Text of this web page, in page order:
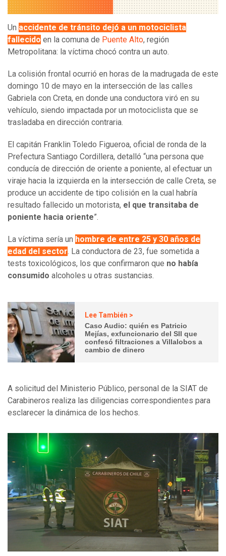
Un accidente de tránsito dejó a un motociclista
fallecido en la comuna de Puente Alto, región
Metropolitana: la víctima chocó contra un auto.
La colisión frontal ocurrió en horas de la madrugada de este
domingo 10 de mayo en la intersección de las calles
Gabriela con Creta, en donde una conductora viró en su
vehículo, siendo impactada por un motociclista que se
trasladaba en dirección contraria.
El capitán Franklin Toledo Figueroa, oficial de ronda de la
Prefectura Santiago Cordillera, detalló “una persona que
conducía de dirección de oriente a poniente, al efectuar un
viraje hacia la izquierda en la intersección de calle Creta, se
produce un accidente de tipo colisión en la cual habría
resultado fallecido un motorista, el que transitaba de
poniente hacia oriente”.
La víctima sería un hombre de entre 25 y 30 años de
edad del sector. La conductora de 23, fue sometida a
tests toxicológicos, los que confirmaron que no había
consumido alcoholes u otras sustancias.
Lee También >
Caso Audio: quién es Patricio
Mejías, exfuncionario del SII que
confesó filtraciones a Villalobos a
cambio de dinero
A solicitud del Ministerio Público, personal de la SIAT de
Carabineros realiza las diligencias correspondientes para
esclarecer la dinámica de los hechos.